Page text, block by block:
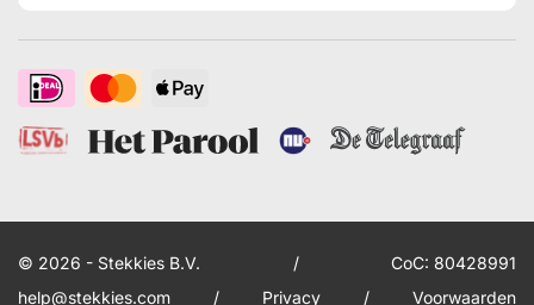
© 2026 - Stekkies B.V. /
CoC: 80428991
help@stekkies.com
/ Privacy / Voorwaarden